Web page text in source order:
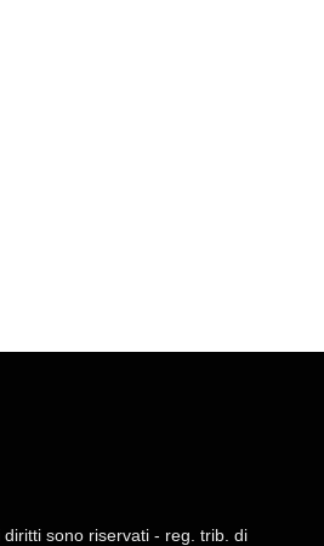
sono riservati - reg. trib. di